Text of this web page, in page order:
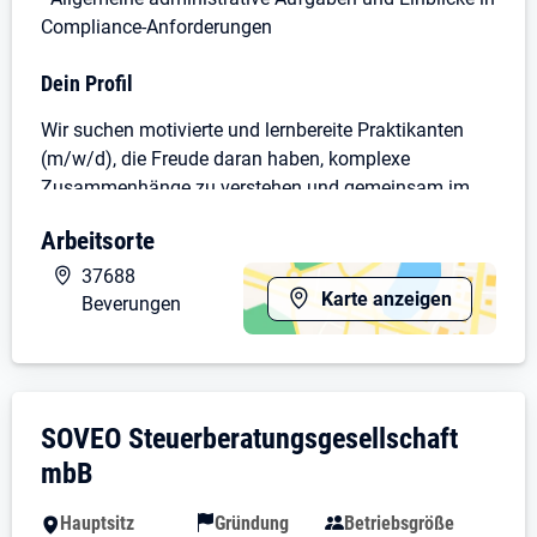
Compliance-Anforderungen
Dein Profil
Wir suchen motivierte und lernbereite Praktikanten
(m/w/d), die Freude daran haben, komplexe
Zusammenhänge zu verstehen und gemeinsam im
Interesse an steuerlichen und
betriebswirtschaftlichen Themen
Sorgfalt und eine strukturierte Arbeitsweise
Kommunikations- und Teamfähigkeit
Arbeitsorte
Karte anzeigen
37688
Beverungen
Unternehmensdarstellung: SOVEO
SOVEO Steuerberatungsgesellschaft
mbB
Hauptsitz
Gründung
Betriebsgröße